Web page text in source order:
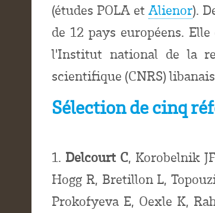
(études POLA et Alienor).
de 12 pays européens.
l'Institut national de la
scientifique (CNRS)
Sélection de cinq
1. Delcourt C, Korobelnik
Hogg R, Bretillon L,
Prokofyeva E, Oexle K,